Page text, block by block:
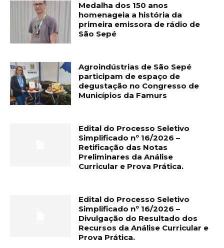
Medalha dos 150 anos
homenageia a história da
primeira emissora de rádio de
São Sepé
Agroindústrias de São Sepé
participam de espaço de
degustação no Congresso de
Municípios da Famurs
Edital do Processo Seletivo
Simplificado nº 16/2026 –
Retificação das Notas
Preliminares da Análise
Curricular e Prova Prática.
Edital do Processo Seletivo
Simplificado nº 16/2026 –
Divulgação do Resultado dos
Recursos da Análise Curricular e
Prova Prática.